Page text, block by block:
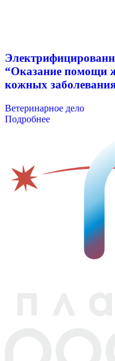
“Оказание помощи
кожных
Ветеринарное дело
Подробнее